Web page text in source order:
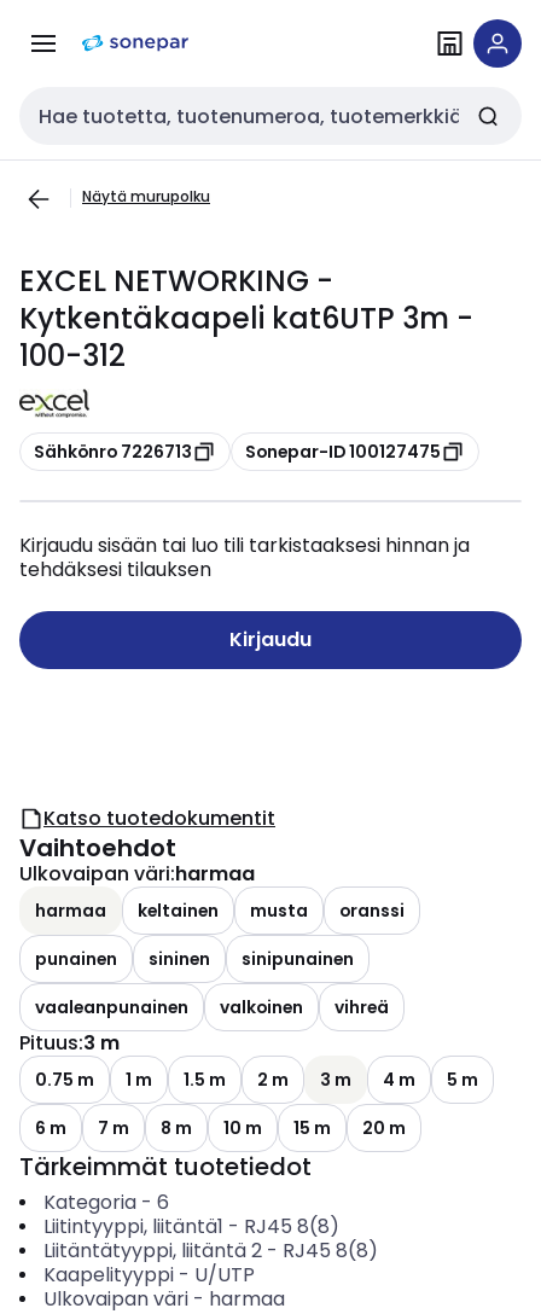
navigointiinsisältöön
Haku
Näytä murupolku
EXCEL NETWORKING -
Kytkentäkaapeli kat6UTP 3m -
100-312
Kopioi
Sähkönro 7226713 Kopioi
Sonepar-ID 100127475
Kirjaudu sisään tai luo tili tarkistaaksesi hinnan ja
tehdäksesi tilauksen
Kirjaudu
Katso tuotedokumentit
Vaihtoehdot
Ulkovaipan väri:harmaa
harmaa keltainen musta
oranssi
punainen
sininen
sinipunainen
vaaleanpunainen
valkoinen vihreä
Pituus:3 m
0.75 m 1 m 1.5 m 2 m 3 m 4 m
5 m
6 m
7 m 8 m 10 m 15 m 20 m
Tärkeimmät tuotetiedot
Kategoria- 6
Liitintyyppi, liitäntä1 - RJ45 8(8)
Liitäntätyyppi, liitäntä 2- RJ45 8(8)
Kaapelityyppi- U/UTP
Ulkovaipan väri- harmaa